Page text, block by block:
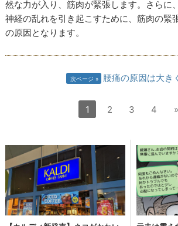
然な力が入り、筋肉が緊張します。さらに
神経の乱れを引き起こすために、筋肉の緊
の原因となります。
次ページ 腰痛の原因は大き
1 2 3 4 »